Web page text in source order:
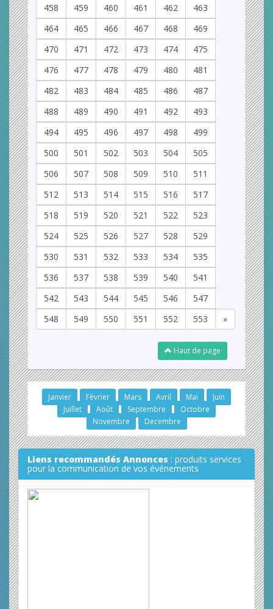
458 459 460 461 462
463
464
465 466 467 468
469
470
471 472 473 474
475
476
477 478 479 480
481
482
483 484 485 486
487
488
489 490 491 492
493
494
495 496 497 498
499
500
501 502 503 504
505
506
507 508 509 510
511
512
513 514 515 516
517
518
519 520 521 522
523
524
525 526 527 528
529
530
531 532 533 534
535
536
537 538 539 540
541
542
543 544 545 546
547
548
549 550 551 552 553 »
Haut de page
Janvier Février Mars Avril Mai
Juin
Juillet
Août Septembre
Octobre
Novembre
Decembre
Liens recommandés Annonces : produits services
pour la communication de vos événements